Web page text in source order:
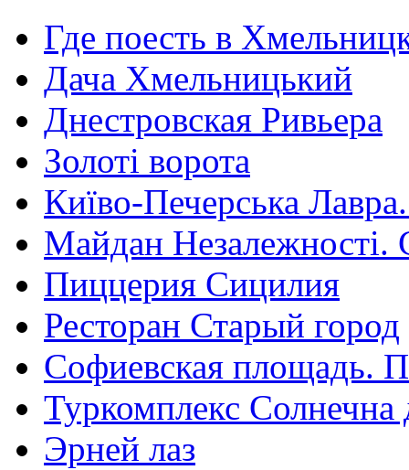
Где поесть в
Дача Хмельницький
Днестровская Ривьера
Золоті ворота
Київо-Печерська
Майдан Незалежності.
Пиццерия Сицилия
Ресторан Старый город
Софиевская площадь.
Туркомплекс Солнечна
Эрней лаз